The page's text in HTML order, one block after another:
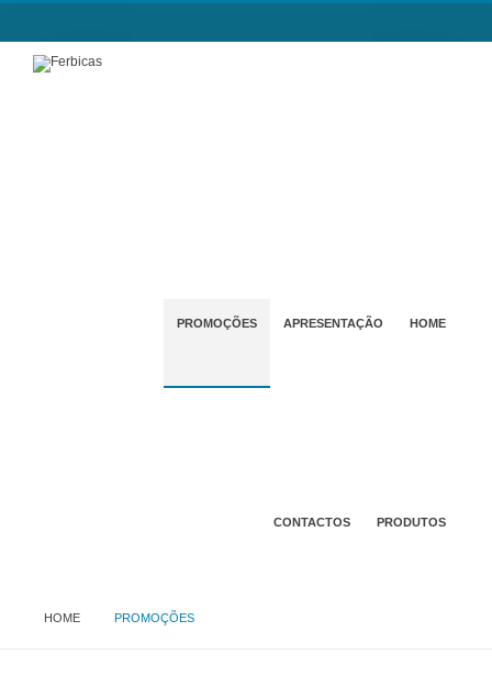
HOME
APRESENTAÇÃO
PROMOÇÕES
PRODUTOS
CONTACTOS
HOME PROMOÇÕES